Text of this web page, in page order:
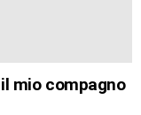
il mio compagno